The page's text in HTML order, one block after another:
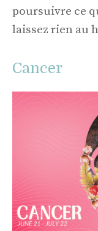
poursuivre ce
laissez rien au
Cancer